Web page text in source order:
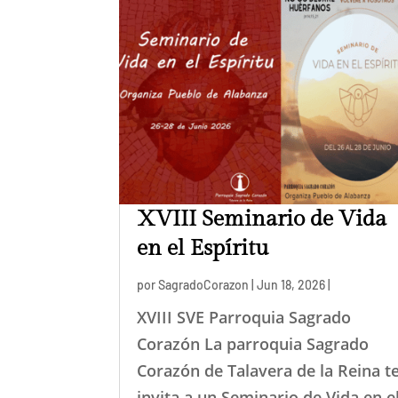
XVIII Seminario de Vida
en el Espíritu
porSagradoCorazon |Jun 18, 2026
XVIII SVE Parroquia Sagrado
Corazón La parroquia Sagrado
Corazón de Talavera de la Reina